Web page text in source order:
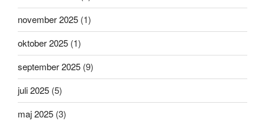
november 2025 (1)
oktober 2025 (1)
september 2025 (9)
juli 2025 (5)
maj 2025 (3)